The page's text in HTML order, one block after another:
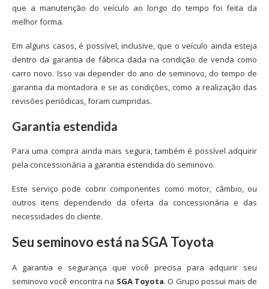
que a manutenção do veículo ao longo do tempo foi feita da
melhor forma.
Em alguns casos, é possível, inclusive, que o veículo ainda esteja
dentro da garantia de fábrica dada na condição de venda como
carro novo. Isso vai depender do ano de seminovo, do tempo de
garantia da montadora e se as condições, como a realização das
revisões periódicas, foram cumpridas.
Garantia estendida
Para uma compra ainda mais segura, também é possível adquirir
pela concessionária a garantia estendida do seminovo.
Este serviço pode cobrir componentes como motor, câmbio, ou
outros itens dependendo da oferta da concessionária e das
necessidades do cliente.
Seu seminovo está na SGA Toyota
A garantia e segurança que você precisa para adquirir seu
seminovo você encontra na SGA Toyota. O Grupo possui mais de